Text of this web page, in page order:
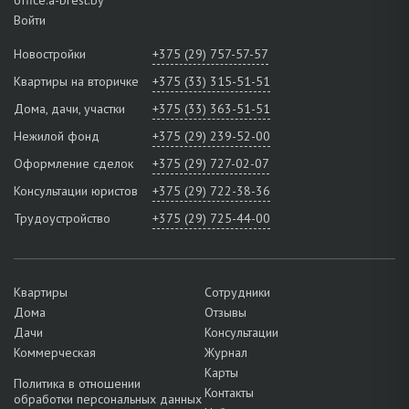
Войти
Новостройки
+375 (29) 757-57-57
Квартиры на вторичке
+375 (33) 315-51-51
Дома, дачи, участки
+375 (33) 363-51-51
Нежилой фонд
+375 (29) 239-52-00
Оформление сделок
+375 (29) 727-02-07
Консультации юристов
+375 (29) 722-38-36
Трудоустройство
+375 (29) 725-44-00
Квартиры
Дома
Дачи
Коммерческая
Политика в отношении
обработки персональных данных
Сотрудники
Отзывы
Консультации
Журнал
Карты
Контакты